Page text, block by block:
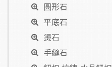
圓形石
平底石
燙石
手縫石